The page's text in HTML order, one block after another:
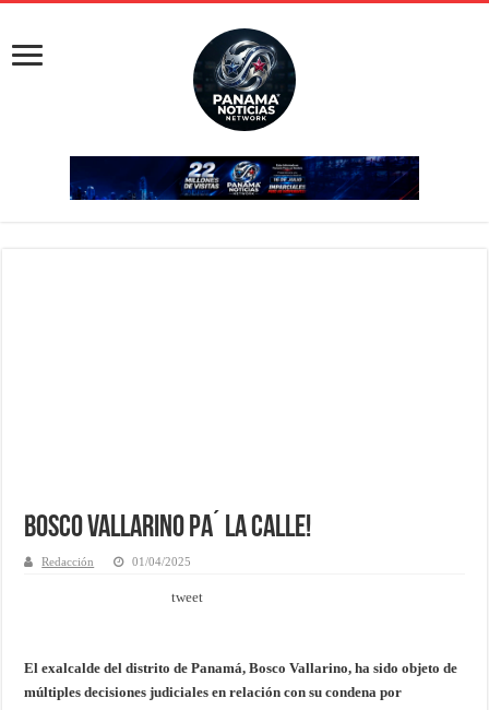
Bosco Vallarino pa´ La Calle!
Redacción 01/04/2025
tweet
El exalcalde del distrito de Panamá, Bosco Vallarino, ha sido objeto de
múltiples decisiones judiciales en relación con su condena por